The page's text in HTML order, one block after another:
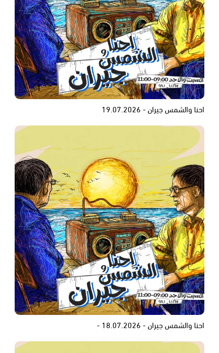
احنا والشمس جيران - 19.07.2026
احنا والشمس جيران - 18.07.2026 -